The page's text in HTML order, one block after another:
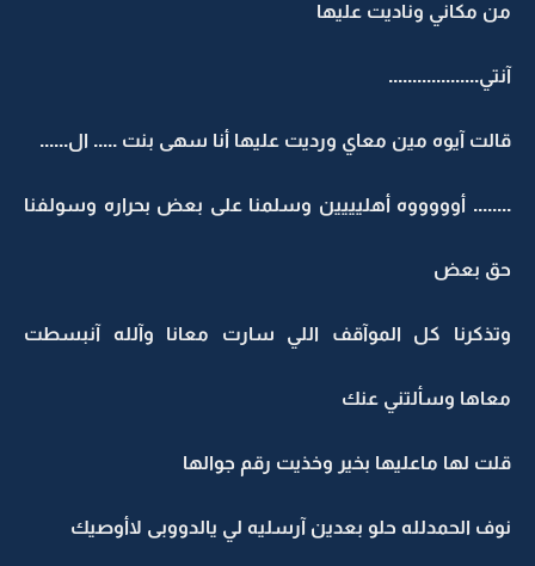
من مكاني وناديت عليها
آنتي...................
قالت آيوه مين معاي ورديت عليها أنا سهى بنت ..... ال......
........ أوووووه أهليييين وسلمنا على بعض بحراره وسولفنا
حق بعض
وتذكرنا كل الموآقف اللي سارت معانا وآلله آنبسطت
معاها وسألتني عنك
قلت لها ماعليها بخير وخذيت رقم جوالها
نوف الحمدلله حلو بعدين آرسليه لي يالدووبى لاأوصيك